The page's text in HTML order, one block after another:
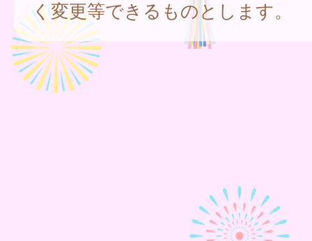
く変更等できるものとします。